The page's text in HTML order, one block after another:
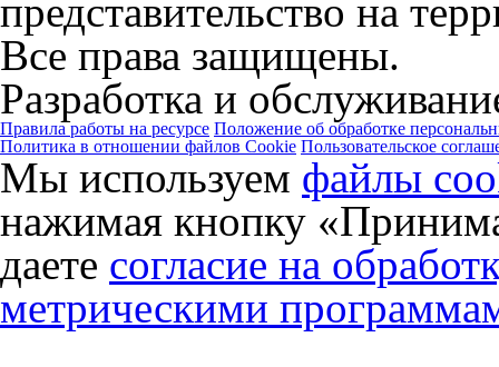
представительство на
Все права защищены.
Разработка и
Правила работы на ресурсе Положение об обработке
Политика в отношении файлов Cookie Пользовательское
Мы используем файлы
нажимая кнопку
даете согласие на
метрическими